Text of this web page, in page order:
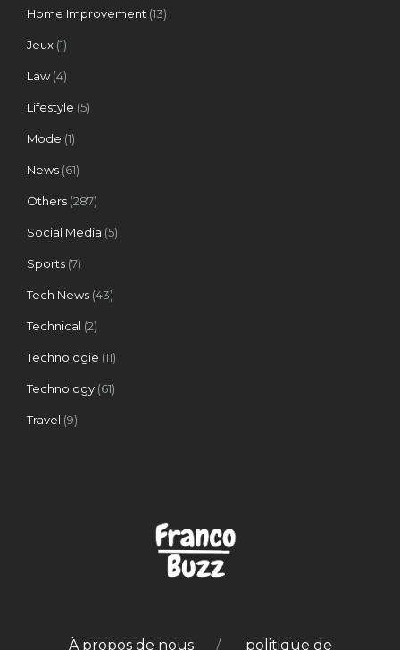
Home Improvement (13)
Jeux (1)
Law(4)
Lifestyle (5)
Mode (1)
News (61)
Others (287)
Social Media (5)
Sports (7)
Tech News (43)
Technical (2)
Technologie (11)
Technology (61)
Travel (9)
À propos de nous politique de